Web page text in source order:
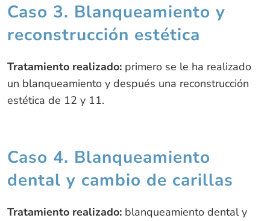
Caso 3. Blanqueamiento y
reconstrucción estética
Tratamiento realizado: primero se le ha realizado
un blanqueamiento y después una reconstrucción
estética de 12 y 11.
Caso 4. Blanqueamiento
dental y cambio de carillas
Tratamiento realizado: blanqueamiento dental y